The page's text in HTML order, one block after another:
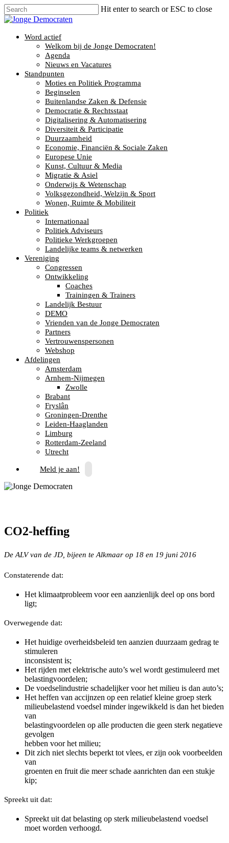
Hit enter to search or ESC to close
Word actief
Welkom bij de Jonge Democraten!
Agenda
Nieuws en Vacatures
Standpunten
Moties en Politiek Programma
Beginselen
Buitenlandse Zaken & Defensie
Democratie & Rechtsstaat
Digitalisering & Automatisering
Diversiteit & Participatie
Duurzaamheid
Economie, Financiën & Sociale Zaken
Europese Unie
Kunst, Cultuur & Media
Migratie & Asiel
Onderwijs & Wetenschap
Volksgezondheid, Welzijn & Sport
Wonen, Ruimte & Mobiliteit
Politiek
Internationaal
Politiek Adviseurs
Politieke Werkgroepen
Landelijke teams & netwerken
Vereniging
Congressen
Ontwikkeling
Coaches
Trainingen & Trainers
Landelijk Bestuur
DEMO
Vrienden van de Jonge Democraten
Partners
Vertrouwenspersonen
Webshop
Afdelingen
Amsterdam
Arnhem-Nijmegen
Zwolle
Brabant
Fryslân
Groningen-Drenthe
Leiden-Haaglanden
Limburg
Rotterdam-Zeeland
Utrecht
Meld je aan!
CO2-heffing
De ALV van de JD, bijeen te Alkmaar op 18 en 19 juni 2016
Constaterende dat:
Het klimaatprobleem voor een aanzienlijk deel op ons bord
ligt;
Overwegende dat:
Het huidige overheidsbeleid ten aanzien duurzaam gedrag te
stimuleren
inconsistent is;
Het rijden met elektrische auto’s wel wordt gestimuleerd met
belastingvoordelen;
De voedselindustrie schadelijker voor het milieu is dan auto’s;
Het heffen van accijnzen op een relatief kleine groep sterk
milieubelastend voedsel minder ingewikkeld is dan het bieden
van
belastingvoordelen op alle producten die geen sterk negatieve
gevolgen
hebben voor het milieu;
Dit zich niet slechts beperkt tot vlees, er zijn ook voorbeelden
van
groenten en fruit die meer schade aanrichten dan een stukje
kip;
Spreekt uit dat:
Spreekt uit dat belasting op sterk milieubelastend voedsel
moet worden verhoogd.